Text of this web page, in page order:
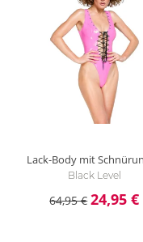
Lack-Body mit
Black Level
64,95 € 24,95 €